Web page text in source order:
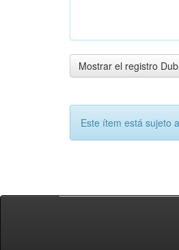
Mostrar el registro
Este ítem está sujeto